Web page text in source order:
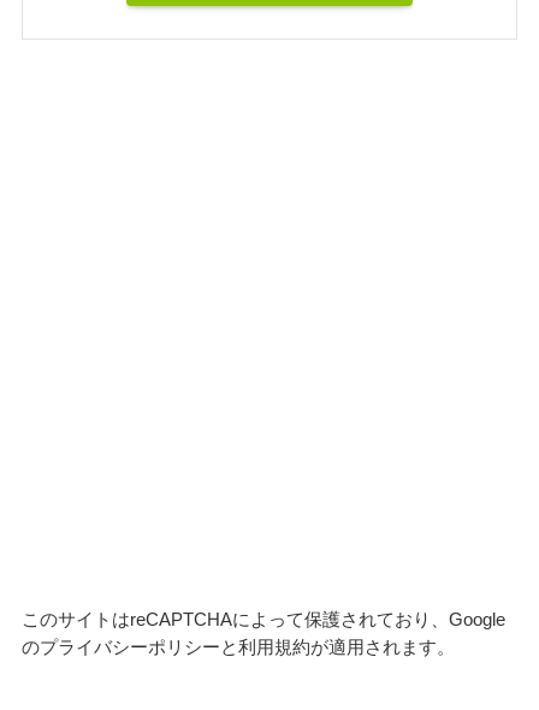
このサイトはreCAPTCHAによって保護されており、Google
のプライバシーポリシーと利用規約が適用されます。